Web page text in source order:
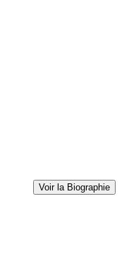
Voir la Biographie